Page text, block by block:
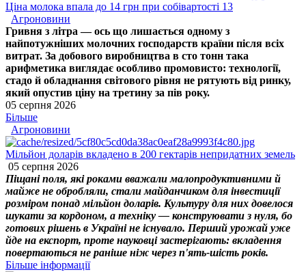
Ціна молока впала до 14 грн при собівартості 13
Агроновини
Гривня з літра — ось що лишається одному з
найпотужніших молочних господарств країни після всіх
витрат. За добового виробництва в сто тонн така
арифметика виглядає особливо промовисто: технології,
стадо й обладнання світового рівня не рятують від ринку,
який опустив ціну на третину за пів року.
05 серпня 2026
Більше
Агроновини
Мільйон доларів вкладено в 200 гектарів непридатних земель
05 серпня 2026
Піщані поля, які роками вважали малопродуктивними й
майже не обробляли, стали майданчиком для інвестиції
розміром понад мільйон доларів. Культуру для них довелося
шукати за кордоном, а техніку — конструювати з нуля, бо
готових рішень в Україні не існувало. Перший урожай уже
йде на експорт, проте науковці застерігають: вкладення
повертаються не раніше ніж через п'ять-шість років.
Більше інформації